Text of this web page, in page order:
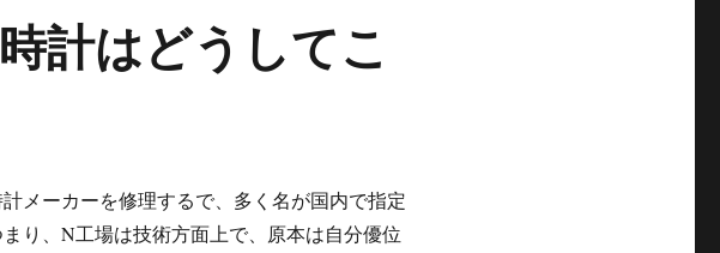
計はどうしてこ
メーカーを修理するで、多く名が国内で指定
り、N工場は技術方面上で、原本は自分優位